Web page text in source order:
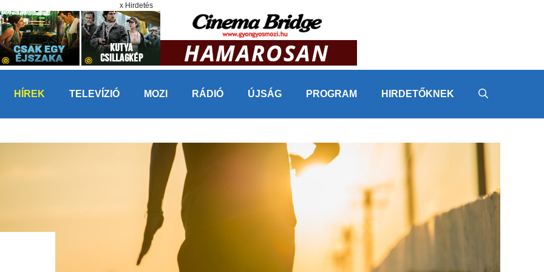
x Hirdetés
HÍREK TELEVÍZIÓ MOZI RÁDIÓ ÚJSÁG PROGRAM HIRDETŐKNEK